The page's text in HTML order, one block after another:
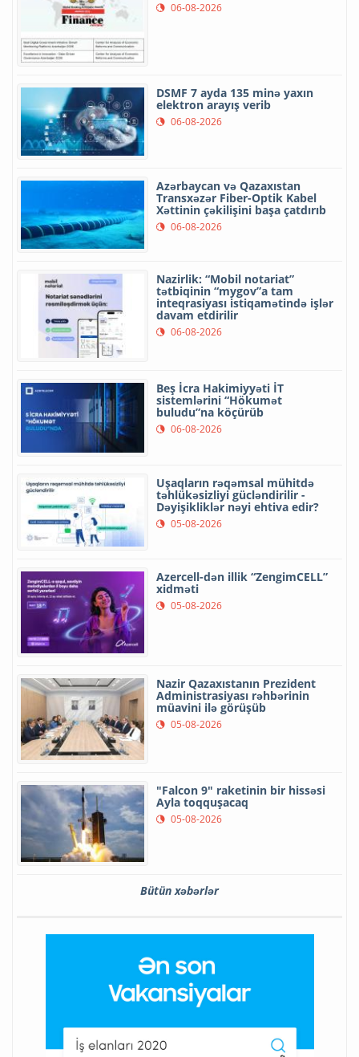
06-08-2026
DSMF 7 ayda 135 minə yaxın
elektron arayış verib
06-08-2026
Azərbaycan və Qazaxıstan
Transxəzər Fiber-Optik Kabel
Xəttinin çəkilişini başa çatdırıb
06-08-2026
Nazirlik: “Mobil notariat”
tətbiqinin “mygov”a tam
inteqrasiyası istiqamətində işlər
davam etdirilir
06-08-2026
Beş İcra Hakimiyyəti İT
sistemlərini “Hökumət
buludu”na köçürüb
06-08-2026
Uşaqların rəqəmsal mühitdə
təhlükəsizliyi gücləndirilir -
Dəyişikliklər nəyi ehtiva edir?
05-08-2026
Azercell-dən illik “ZengimCELL”
xidməti
05-08-2026
Nazir Qazaxıstanın Prezident
Administrasiyası rəhbərinin
müavini ilə görüşüb
05-08-2026
"Falcon 9" raketinin bir hissəsi
Ayla toqquşacaq
05-08-2026
Bütün xəbərlər